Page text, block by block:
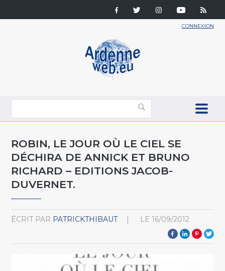
CONNEXION
ROBIN, LE JOUR OÙ LE CIEL SE
DÉCHIRA DE ANNICK ET BRUNO
RICHARD – EDITIONS JACOB-
DUVERNET.
ÉCRIT PAR PATRICKTHIBAUT LE 16/09/2012